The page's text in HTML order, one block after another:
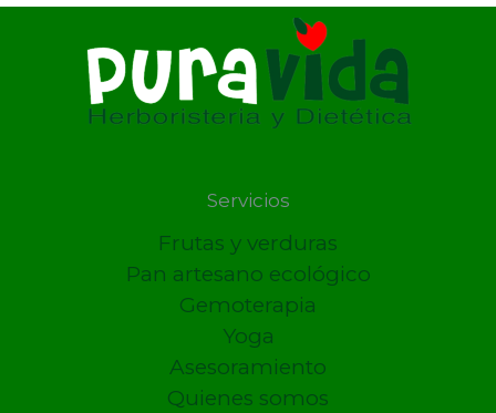
Servicios
Frutas y verduras
Pan artesano ecológico
Gemoterapia
Yoga
Asesoramiento
Quienes somos